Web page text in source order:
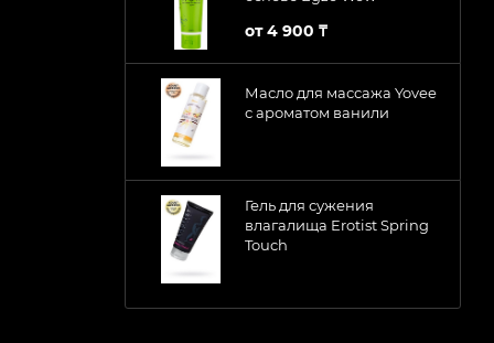
от4 900 ₸
Масло для массажа Yovee
с ароматом ванили
Гель для сужения
влагалища Erotist Spring
Touch